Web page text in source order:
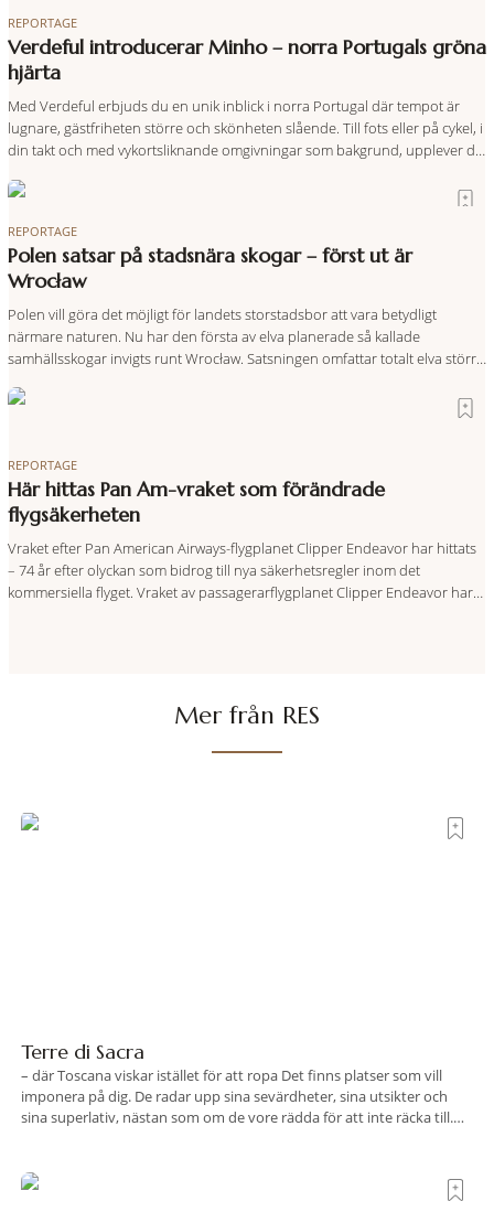
REPORTAGE
Verdeful introducerar Minho – norra Portugals gröna
hjärta
Med Verdeful erbjuds du en unik inblick i norra Portugal där tempot är
lugnare, gästfriheten större och skönheten slående. Till fots eller på cykel, i
din takt och med vykortsliknande omgivningar som bakgrund, upplever du
och sagolika landskap – detta är slow travel när det
REPORTAGE
Polen satsar på stadsnära skogar – först ut är
Wrocław
Polen vill göra det möjligt för landets storstadsbor att vara betydligt
närmare naturen. Nu har den första av elva planerade så kallade
samhällsskogar invigts runt Wrocław. Satsningen omfattar totalt elva större
direkt anslutning till urbana miljöer. Tanken är att fler människor ska kunna
REPORTAGE
Här hittas Pan Am-vraket som förändrade
flygsäkerheten
Vraket efter Pan American Airways-flygplanet Clipper Endeavor har hittats
– 74 år efter olyckan som bidrog till nya säkerhetsregler inom det
kommersiella flyget. Vraket av passagerarflygplanet Clipper Endeavor har
Mer från RES
Terre di Sacra
– där Toscana viskar istället för att ropa Det finns platser som vill
imponera på dig. De radar upp sina sevärdheter, sina utsikter och
sina superlativ, nästan som om de vore rädda för att inte räcka till.